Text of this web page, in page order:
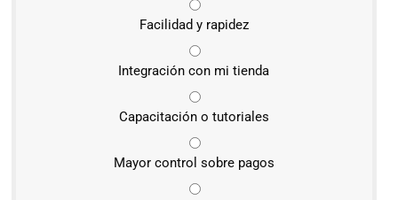
Facilidad y rapidez
Integración con mi tienda
Capacitación o tutoriales
Mayor control sobre pagos